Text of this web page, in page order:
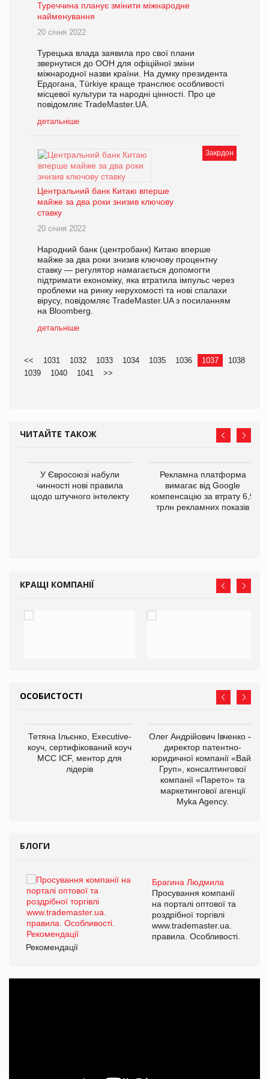
Туреччина планує змінити міжнародне
найменування
20 січня 2022
Турецька влада заявила про свої плани
звернутися до ООН для офіційної зміни
міжнародної назви країни. На думку президента
Ердогана, Türkiye краще транслює особливості
місцевої культури та народні цінності. Про це
повідомляє TradeMaster.UA.
детальніше
Закрдон
Центральний банк Китаю вперше
майже за два роки знизив ключову
ставку
20 січня 2022
Народний банк (центробанк) Китаю вперше
майже за два роки знизив ключову процентну
ставку — регулятор намагається допомогти
підтримати економіку, яка втратила імпульс через
проблеми на ринку нерухомості та нові спалахи
вірусу, повідомляє TradeMaster.UA з посиланням
на Bloomberg.
детальніше
<< 1031 1032 1033 1034 1035 1036 1037
1038
1039
1040 1041 >>
ЧИТАЙТЕ ТАКОЖ
У Євросоюзі набули
чинності нові правила
щодо штучного інтелекту
Рекламна платформа
вимагає від Google
компенсацію за втрату 6,9
трлн рекламних показів
КРАЩІ КОМПАНІЇ
ОСОБИСТОСТІ
Тетяна Ільєнко, Executive-
коуч, сертифікований коуч
МСС ICF, ментор для
лідерів
Олег Андрійович Івченко —
директор патентно-
юридичної компанії «Вайз
Груп», консалтингової
компанії «Парето» та
маркетингової агенції
Myka Agency.
БЛОГИ
Брагина Людмила
Просування компанії
на порталі оптової та
роздрібної торгівлі
www.trademaster.ua.
правила. Особливості.
Рекомендації